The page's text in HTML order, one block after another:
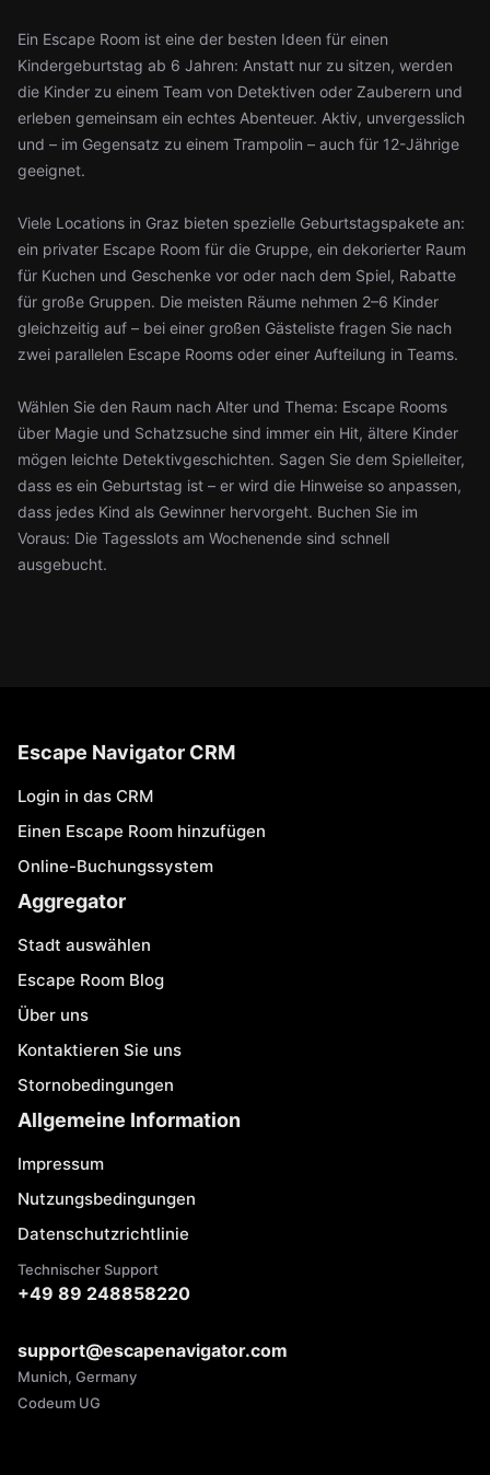
Ein Escape Room ist eine der besten Ideen für einen
Kindergeburtstag ab 6 Jahren: Anstatt nur zu sitzen, werden
die Kinder zu einem Team von Detektiven oder Zauberern und
erleben gemeinsam ein echtes Abenteuer. Aktiv, unvergesslich
und – im Gegensatz zu einem Trampolin – auch für 12-Jährige
geeignet.
Viele Locations in Graz bieten spezielle Geburtstagspakete an:
ein privater Escape Room für die Gruppe, ein dekorierter Raum
für Kuchen und Geschenke vor oder nach dem Spiel, Rabatte
für große Gruppen. Die meisten Räume nehmen 2–6 Kinder
gleichzeitig auf – bei einer großen Gästeliste fragen Sie nach
zwei parallelen Escape Rooms oder einer Aufteilung in Teams.
Wählen Sie den Raum nach Alter und Thema: Escape Rooms
über Magie und Schatzsuche sind immer ein Hit, ältere Kinder
mögen leichte Detektivgeschichten. Sagen Sie dem Spielleiter,
dass es ein Geburtstag ist – er wird die Hinweise so anpassen,
dass jedes Kind als Gewinner hervorgeht. Buchen Sie im
Voraus: Die Tagesslots am Wochenende sind schnell
ausgebucht.
Escape Navigator CRM
Login in das CRM
Einen Escape Room hinzufügen
Online-Buchungssystem
Aggregator
Stadt auswählen
Escape Room Blog
Über uns
Kontaktieren Sie uns
Stornobedingungen
Allgemeine Information
Impressum
Nutzungsbedingungen
Datenschutzrichtlinie
Technischer Support
+49 89 248858220
support@escapenavigator.com
Munich, Germany
Codeum UG